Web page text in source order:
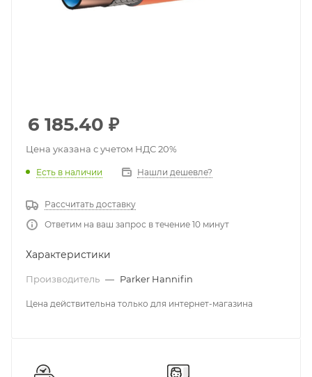
6 185.40 ₽
Цена указана с учетом НДС 20%
Есть в наличии Нашли дешевле?
Рассчитать доставку
Ответим на ваш запрос в течение 10 минут
Характеристики
Производитель — Parker Hannifin
Цена действительна только для интернет-магазина